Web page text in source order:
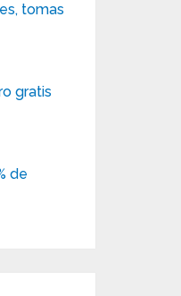
tomas
gratis
de